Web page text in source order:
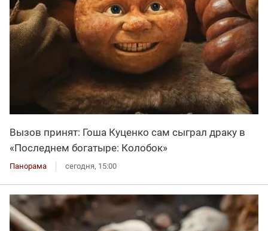
Вызов принят: Гоша Куценко сам сыграл драку в
«Последнем богатыре: Колобок»
Панорама сегодня, 15:00